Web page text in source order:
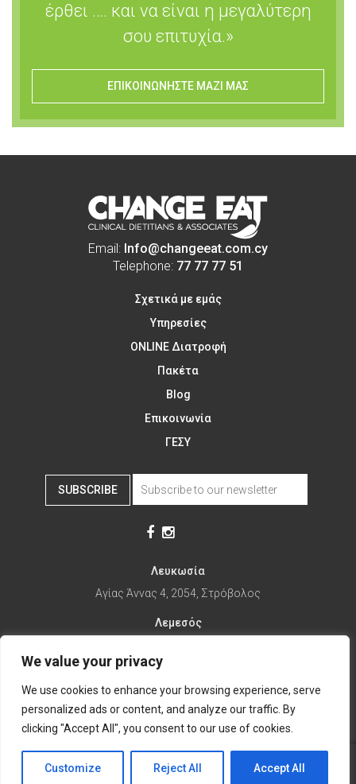
We value your privacy
We use cookies to enhance your browsing experience, serve
personalized ads or content, and analyze our traffic. By
clicking "Accept All", you consent to our use of cookies.
Customize Reject All Accept All
έρθει …. και να είναι η μεγαλύτερη
σου επιτυχία.»
ΕΠΙΚΟΙΝΩΝΗΣΤΕ ΜΑΖΙ ΜΑΣ
Email: Info@changeeat.com.cy
Telephone: 77 77 77 51
Σχετικά με εμάς
Υπηρεσίες
ONLINE Διατροφή
Πακέτα
Blog
Επικοινωνία
ΓΕΣΥ
SUBSCRIBE
Λευκωσία
Αγίας Άννας 4, 2054, Στρόβολος
Λεμεσός
1ης Απριλίου 67, 5281
it's time to Change Eat